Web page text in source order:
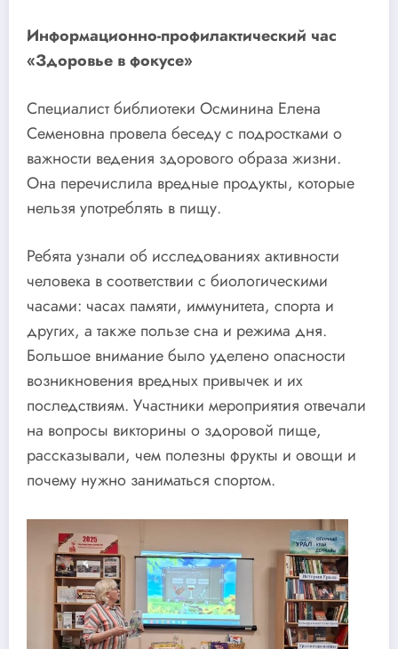
Информационно-профилактический час
«Здоровье в фокусе»
Специалист библиотеки Осминина Елена
Семеновна провела беседу с подростками о
важности ведения здорового образа жизни.
Она перечислила вредные продукты, которые
нельзя употреблять в пищу.
Ребята узнали об исследованиях активности
человека в соответствии с биологическими
часами: часах памяти, иммунитета, спорта и
других, а также пользе сна и режима дня.
Большое внимание было уделено опасности
возникновения вредных привычек и их
последствиям. Участники мероприятия отвечали
на вопросы викторины о здоровой пище,
рассказывали, чем полезны фрукты и овощи и
почему нужно заниматься спортом.